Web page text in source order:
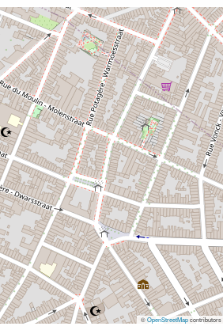
©OpenStreetMapcontributors